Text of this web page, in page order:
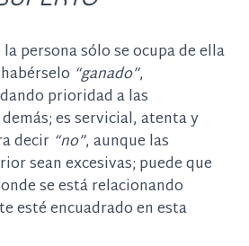
persona sólo se ocupa de ella
“ganado”,
prioridad a las
es servicial, atenta y
decir “no”, aunque las
sean excesivas; puede que
se está relacionando
esté encuadrado en esta